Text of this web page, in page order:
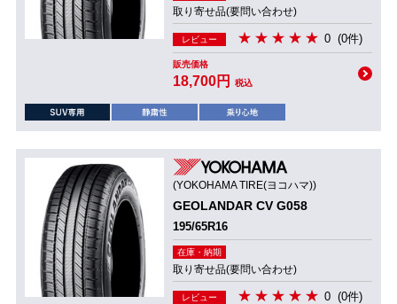
取り寄せ品(要問い合わせ)
レビュー 0 (0件)
販売価格
18,700円 税込
(YOKOHAMA TIRE(ヨコハマ))
GEOLANDAR CV G058
195/65R16
在庫・納期
取り寄せ品(要問い合わせ)
レビュー 0 (0件)